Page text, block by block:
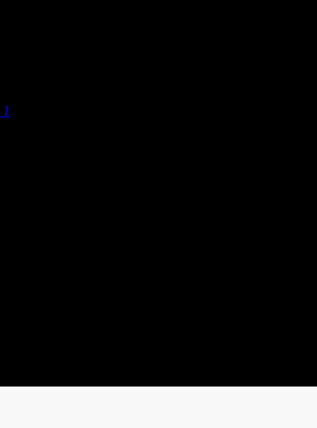
1